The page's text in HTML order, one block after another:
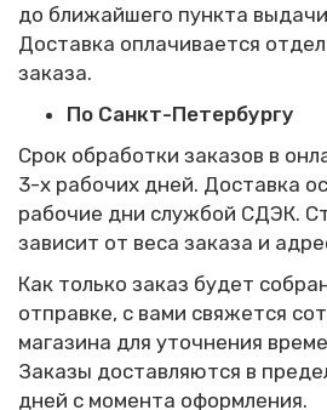
до ближайшего пункта
Доставка оплачивается
заказа.
По Санкт-Петербургу
Срок обработки заказов в
3-х рабочих дней. Доставка
рабочие дни службой СДЭК.
зависит от веса заказа и
Как только заказ будет
отправке, с вами свяжется
магазина для уточнения
Заказы доставляются в
дней с момента оформления.